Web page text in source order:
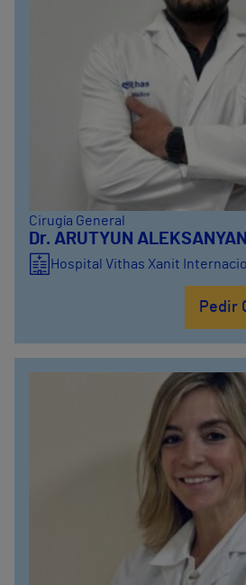
Cirugía General
Dr. ARUTYUN ALEKSANYAN
Hospital Vithas Xanit
Pedir